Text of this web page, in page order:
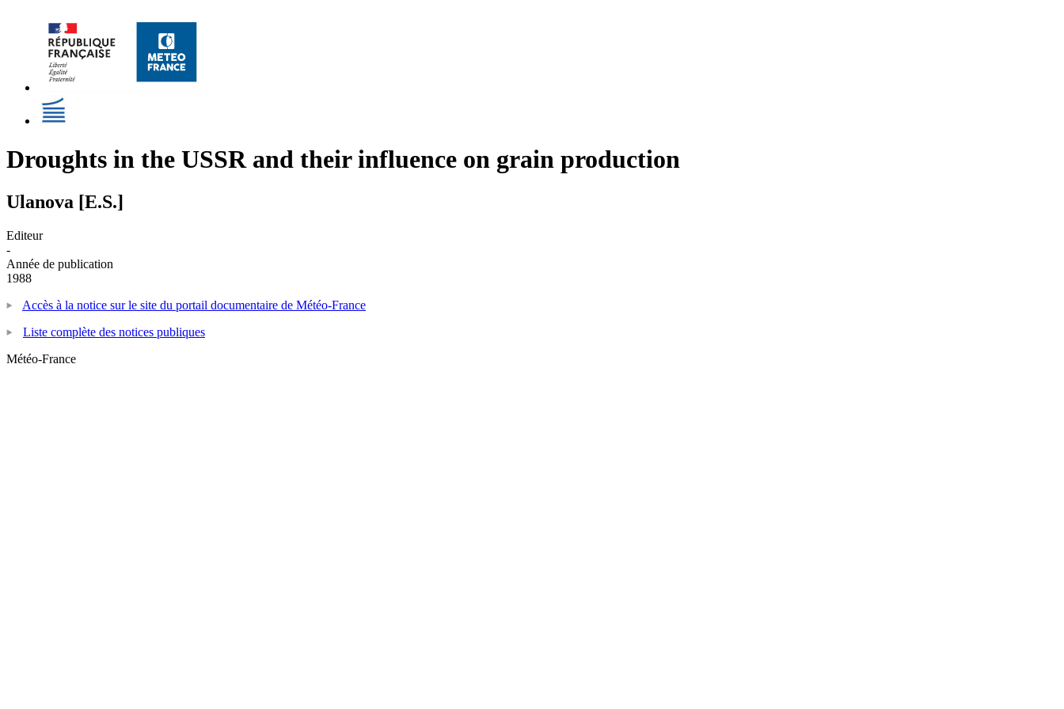
Droughts in the USSR and their influence on grain production
Ulanova [E.S.]
Editeur
-
Année de publication
1988
Accès à la notice sur le site du portail documentaire de Météo-France
Liste complète des notices publiques
Météo-France